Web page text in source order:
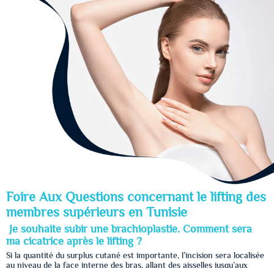
Foire Aux Questions concernant le lifting des
membres supérieurs en Tunisie
Je souhaite subir une brachioplastie. Comment sera
ma cicatrice après le lifting ?
Si la quantité du surplus cutané est importante, l’incision sera localisée
au niveau de la face interne des bras, allant des aisselles jusqu’aux